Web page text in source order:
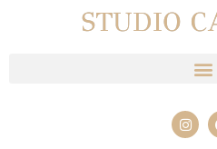
STUDIO